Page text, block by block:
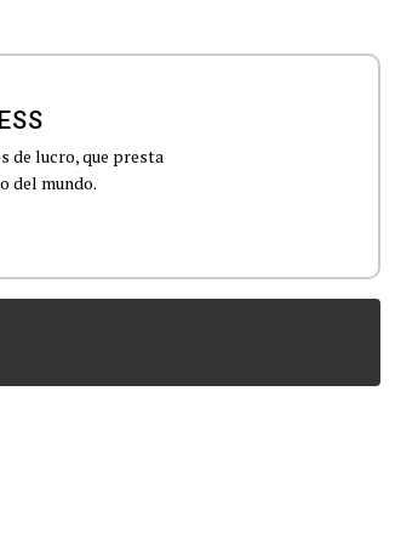
de lucro, que presta
del mundo.